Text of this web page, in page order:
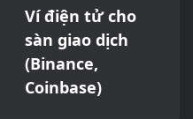
Ví điện tử cho
sàn giao dịch
(Binance,
Coinbase)